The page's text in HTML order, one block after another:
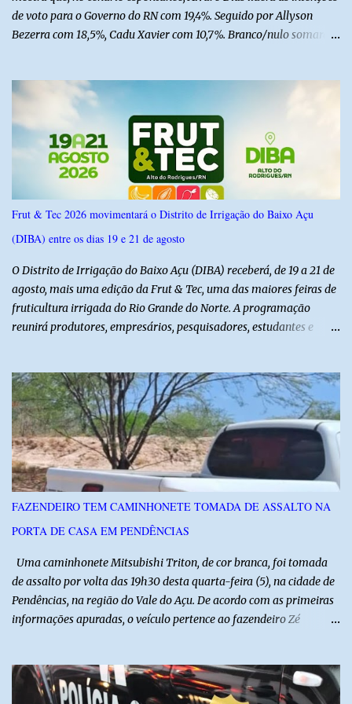
de voto para o Governo do RN com 19,4%. Seguido por Allyson
Bezerra com 18,5%, Cadu Xavier com 10,7%. Branco/nulo somaram
do Norte entre os dias 18 e 22 de junho de 2026. O levantamento
possui margem de erro de 2,5 pontos percentuais e nível de
confiança de 95%. Registro no TSE: RN-09520/2026
Frut & Tec 2026 movimentará o Distrito de Irrigação do Baixo Açu
(DIBA) entre os dias 19 e 21 de agosto
O Distrito de Irrigação do Baixo Açu (DIBA) receberá, de 19 a 21 de
agosto, mais uma edição da Frut & Tec, uma das maiores feiras de
fruticultura irrigada do Rio Grande do Norte. A programação
reunirá produtores, empresários, pesquisadores, estudantes e
instituições e tecnologias voltadas ao setor. Além das atividades
técnicas, a feira contará com programação cultural. No dia 20 de
agosto, o público poderá prestigiar o show de humor com Mução,
seguido de apresentação musical de Vê Barreto. A Frut & Tec
reforça a importância do Distrito de Irrigação do Baixo Açu como
referência na fruticultura irrigada, promovendo conhecimento,
inovação e oportunidades para o desenvolvimento do agronegócio
potiguar. @associacaodiba
FAZENDEIRO TEM CAMINHONETE TOMADA DE ASSALTO NA
PORTA DE CASA EM PENDÊNCIAS
Uma caminhonete Mitsubishi Triton, de cor branca, foi tomada
de assalto por volta das 19h30 desta quarta-feira (5), na cidade de
Pendências, na região do Vale do Açu. De acordo com as primeiras
informações apuradas, o veículo pertence ao fazendeiro Zé
anunciaram o assalto no momento em que ela estava em frente à
residência, no Centro da cidade. Ainda conforme relatos de